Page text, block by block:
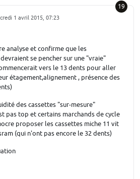
19
1 avril 2015, 07:23
analyse et confirme que les
se pencher sur une "vraie"
vers le 13 dents pour aller
étagement,alignement , présence des
des cassettes "sur-mesure"
pas top et certains marchands de cycle
proposer les cassettes miche 11 vit
(qui n'ont pas encore le 32 dents)